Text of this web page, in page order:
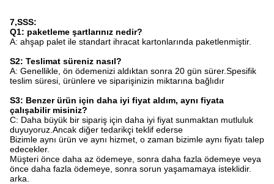
7,SSS:
Q1: paketleme şartlarınız nedir?
A: ahşap palet ile standart ihracat kartonlarında paketlenmiştir.
S2: Teslimat süreniz nasıl?
A: Genellikle, ön ödemenizi aldıktan sonra 20 gün sürer.Spesifik
teslim süresi, ürünlere ve siparişinizin miktarına bağlıdır
S3: Benzer ürün için daha iyi fiyat aldım, aynı fiyata
çalışabilir misiniz?
C: Daha büyük bir sipariş için daha iyi fiyat sunmaktan mutluluk
duyuyoruz.Ancak diğer tedarikçi teklif ederse
Bizimle aynı ürün ve aynı hizmet, o zaman bizimle aynı fiyatı talep
edecekler.
Müşteri önce daha az ödemeye, sonra daha fazla ödemeye veya
önce daha fazla ödemeye, sonra sorun yaşamamaya isteklidir.
arka.